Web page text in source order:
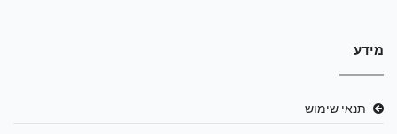
מידע
תנאי שימוש